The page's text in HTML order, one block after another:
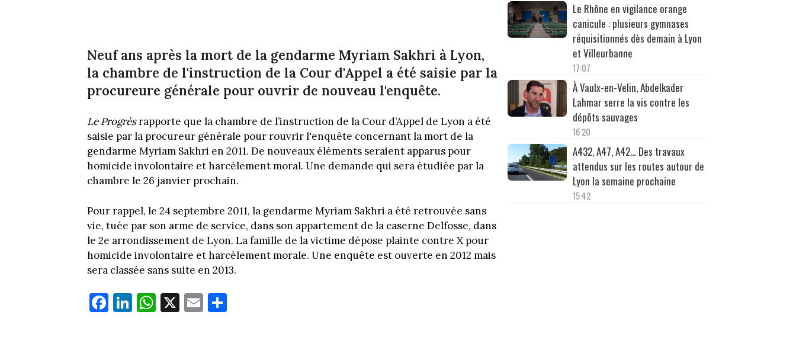
Neuf ans après la mort de la gendarme Myriam Sakhri à Lyon,
la chambre de l'instruction de la Cour d'Appel a été saisie par la
procureure générale pour ouvrir de nouveau l'enquête.
Le Progrèsrapporte que la chambre de l’instruction de la Cour d’Appel de Lyon a été
saisie par la procureur générale pour rouvrir l'enquête concernant la mort de la
gendarme Myriam Sakhri en 2011. De nouveaux éléments seraient apparus pour
homicide involontaire et harcèlement moral. Une demande qui sera étudiée par la
chambre le 26 janvier prochain.
Pour rappel, le 24 septembre 2011, la gendarme Myriam Sakhri a été retrouvée sans
vie, tuée par son arme de service, dans son appartement de la caserne Delfosse, dans
le 2e arrondissement de Lyon. La famille de la victime dépose plainte contre X pour
homicide involontaire et harcèlement morale. Une enquête est ouverte en 2012 mais
sera classée sans suite en 2013.
Fa
ce
Li
nk
W
ha
X E
m
Le Rhône en vigilance orange
canicule : plusieurs gymnases
réquisitionnés dès demain à Lyon
et Villeurbanne
17:07
À Vaulx-en-Velin, Abdelkader
Lahmar serre la vis contre les
dépôts sauvages
16:20
A432, A47, A42… Des travaux
attendus sur les routes autour de
Lyon la semaine prochaine
15:42